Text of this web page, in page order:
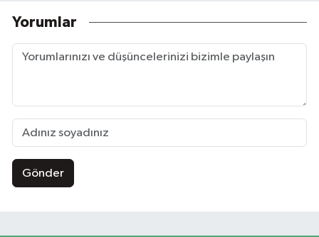
Yorumlar
Gönder